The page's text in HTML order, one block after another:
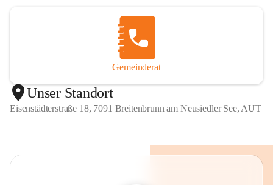
Gemeinderat
Unser Standort
Eisenstädterstraße 18, 7091 Breitenbrunn am Neusiedler See, AUT